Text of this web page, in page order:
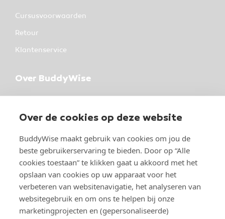
Over de cookies op deze website
BuddyWise maakt gebruik van cookies om jou de
beste gebruikerservaring te bieden. Door op “Alle
cookies toestaan” te klikken gaat u akkoord met het
opslaan van cookies op uw apparaat voor het
verbeteren van websitenavigatie, het analyseren van
websitegebruik en om ons te helpen bij onze
marketingprojecten en (gepersonaliseerde)
Cursusvoorwaarden
Retour
Klantenservice
Over BuddyWise
5981 NK Panningen
Over BuddyWise
Studeren bij BuddyWise